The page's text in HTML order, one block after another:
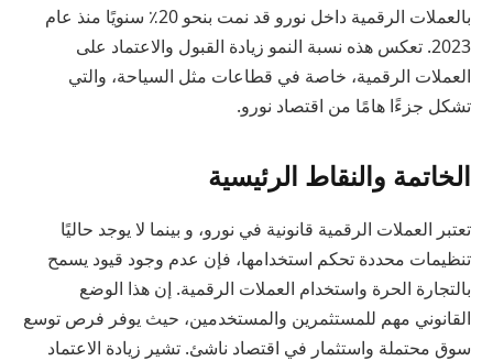
بالعملات الرقمية داخل نورو قد نمت بنحو 20٪ سنويًا منذ عام
2023. تعكس هذه نسبة النمو زيادة القبول والاعتماد على
العملات الرقمية، خاصة في قطاعات مثل السياحة، والتي
تشكل جزءًا هامًا من اقتصاد نورو.
الخاتمة والنقاط الرئيسية
تعتبر العملات الرقمية قانونية في نورو، و بينما لا يوجد حاليًا
تنظيمات محددة تحكم استخدامها، فإن عدم وجود قيود يسمح
بالتجارة الحرة واستخدام العملات الرقمية. إن هذا الوضع
القانوني مهم للمستثمرين والمستخدمين، حيث يوفر فرص توسع
سوق محتملة واستثمار في اقتصاد ناشئ. تشير زيادة الاعتماد